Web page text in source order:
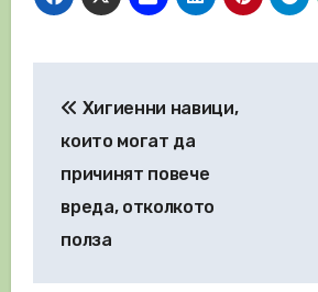
Хигиенни навици,
които могат да
причинят повече
вреда, отколкото
полза